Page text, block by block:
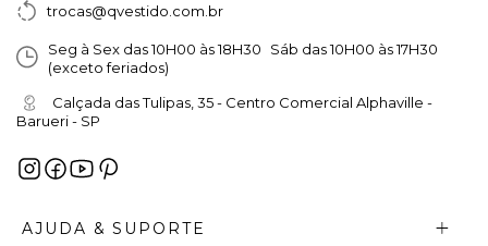
trocas@qvestido.com.br
Seg à Sex das 10H00 às 18H30 Sáb das 10H00 às 17H30
(exceto feriados)
Calçada das Tulipas, 35 - Centro Comercial Alphaville -
Barueri - SP
AJUDA & SUPORTE